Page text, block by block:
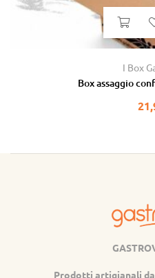
I Box
Box assaggio
Prodotti artigianali